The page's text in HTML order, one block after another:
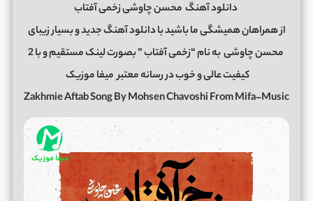
دانلود آهنگ محسن چاوشی زخمی آفتاب
از همراهان همیشگی ما باشید با دانلود آهنگ جدید و بسیار زیبای
محسن چاوشی
به نام “زخمی آفتاب ” بصورت لینک مستقیم و با 2
کیفیت عالی و خوب در رسانه معتبرمیفا موزیک
Zakhmie Aftab Song By Mohsen Chavoshi From Mifa-Music